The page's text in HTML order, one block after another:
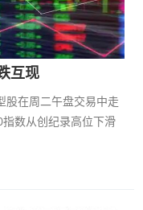
互现
股在周二午盘交易中走
数从创纪录高位下滑